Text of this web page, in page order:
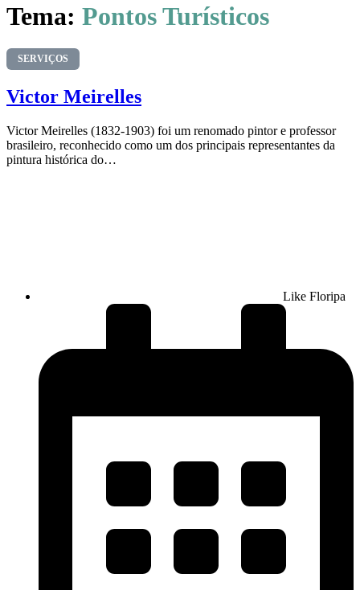
Tema: Pontos Turísticos
SERVIÇOS
Victor Meirelles
Victor Meirelles (1832-1903) foi um renomado pintor e professor
brasileiro, reconhecido como um dos principais representantes da
pintura histórica do…
Like Floripa